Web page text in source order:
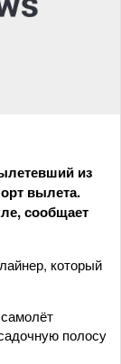
из
вылета.
сообщает
который
полосу